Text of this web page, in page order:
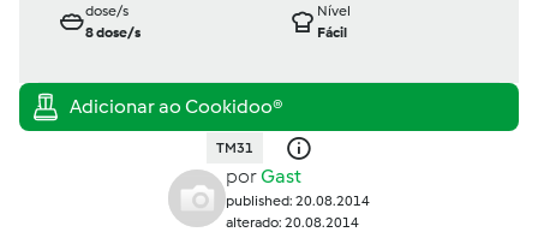
dose/s
8dose/s
Nível
Fácil
TM31
porGast
published: 20.08.2014
alterado: 20.08.2014